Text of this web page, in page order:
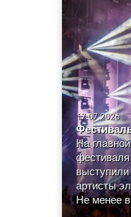
17.07.2026
На
артисты
Не менее